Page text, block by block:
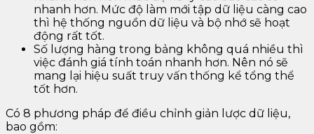
nhanh hơn. Mức độ làm mới tập dữ liệu càng cao
thì hệ thống nguồn dữ liệu và bộ nhớ sẽ hoạt
động rất tốt.
Số lượng hàng trong bảng không quá nhiều thì
việc đánh giá tính toán nhanh hơn. Nên nó sẽ
mang lại hiệu suất truy vấn thống kể tổng thể
tốt hơn.
Có 8 phương pháp để điều chỉnh giản lược dữ liệu,
bao gồm: